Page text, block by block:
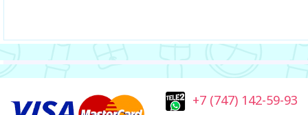
+7 (747) 142-59-93